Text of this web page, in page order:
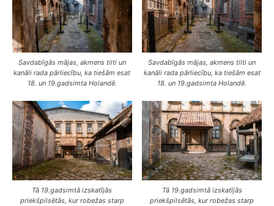
Savdabīgās mājas, akmens tilti un
kanāli rada pārliecību, ka tiešām esat
18. un 19.gadsimta Holandē.
Savdabīgās mājas, akmens tilti un
kanāli rada pārliecību, ka tiešām esat
18. un 19.gadsimta Holandē.
Tā 19.gadsimtā izskatījās
priekšpilsētās, kur robežas starp
Tā 19.gadsimtā izskatījās
priekšpilsētās, kur robežas starp